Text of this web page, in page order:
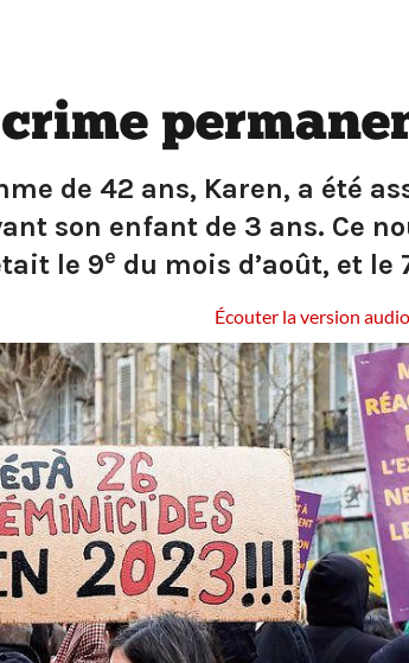
de 42 ans, Karen, a été
son enfant de 3 ans. Ce
le 9e du mois d’août, et le
Écouter la version audio